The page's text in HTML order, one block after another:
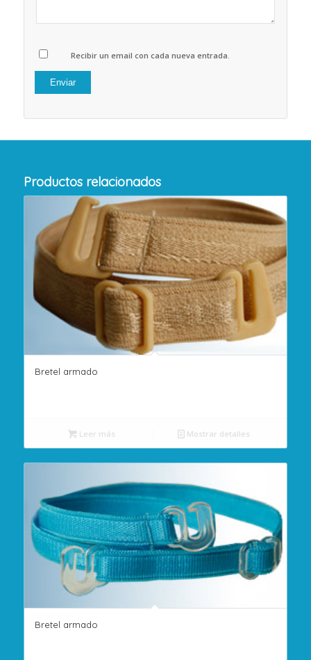
Recibir un email con cada nueva entrada.
Productos relacionados
Bretel armado
Leer más Mostrar detalles
Bretel armado